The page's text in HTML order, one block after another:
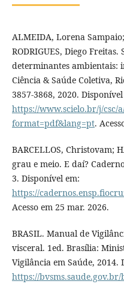
ALMEIDA, Lorena
RODRIGUES, Diego
determinantes ambientais:
Ciência & Saúde Coletiva,
3857-3868, 2020.
https://www.scielo.br/j/csc/
format=pdf&lang=pt.
BARCELLOS, Christovam;
grau e meio. E daí?
3. Disponível em:
https://
Acesso em 25 mar. 2026.
BRASIL. Manual de
visceral. 1ed. Brasília:
Vigilância em Saúde, 2014.
https://